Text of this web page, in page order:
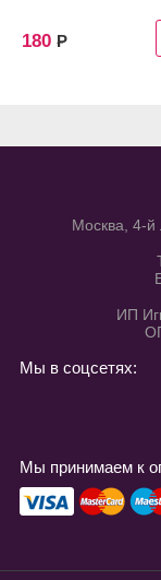
180 Р
Москва, 4-й
ИП
Мы в соцсетях:
Мы принимаем к